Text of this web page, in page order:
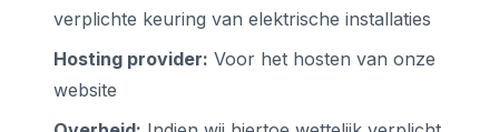
verplichte keuring van elektrische installaties
Hosting provider: Voor het hosten van onze
website